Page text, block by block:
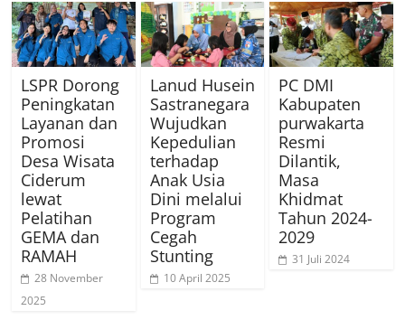
LSPR Dorong
Peningkatan
Layanan dan
Promosi
Desa Wisata
Ciderum
lewat
Pelatihan
GEMA dan
RAMAH
28 November
2025
Lanud Husein
Sastranegara
Wujudkan
Kepedulian
terhadap
Anak Usia
Dini melalui
Program
Cegah
Stunting
10 April 2025
PC DMI
Kabupaten
purwakarta
Resmi
Dilantik,
Masa
Khidmat
Tahun 2024-
2029
31 Juli 2024